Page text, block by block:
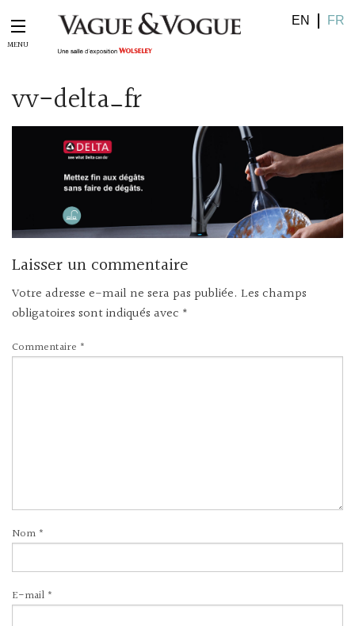
EN FR
vv-delta_fr
Laisser un commentaire
Votre adresse e-mail ne sera pas publiée. Les champs
obligatoires sont indiqués avec *
Commentaire *
Nom *
E-mail *